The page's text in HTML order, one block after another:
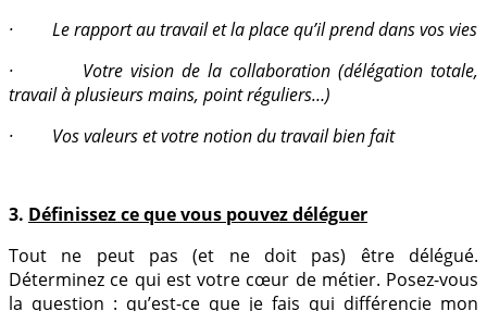
· Le rapport au travail et la place qu’il prend dans vos vies
· Votre vision de la collaboration (délégation totale,
travail à plusieurs mains, point réguliers…)
· Vos valeurs et votre notion du travail bien fait
3. Définissez ce que vous pouvez déléguer
Tout ne peut pas (et ne doit pas) être délégué.
Déterminez ce qui est votre cœur de métier. Posez-vous
la question : qu’est-ce que je fais qui différencie mon